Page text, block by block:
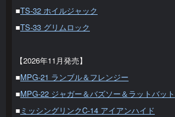
■TS-32 ホイルジャック
■TS-33 グリムロック
【2026年11月発売】
■MPG-21 ランブル＆フレンジー
■MPG-22 ジャガー＆バズソー＆ラットバット
■ ミッシングリンクC-14 アイアンハイド